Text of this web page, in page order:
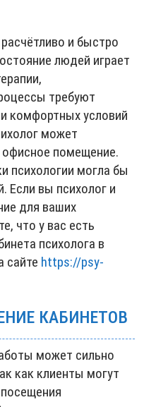
и быстро
людей играет
требуют
комфортных условий
может
офисное помещение.
психологии могла бы
Если вы психолог и
для ваших
что у вас есть
психолога в
сайте https://psy-
КАБИНЕТОВ
может сильно
как клиенты могут